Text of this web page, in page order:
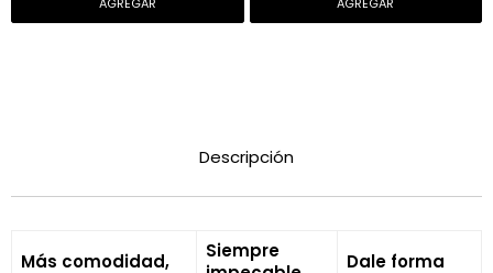
Descripción
Más comodidad,
Siempre
Dale forma